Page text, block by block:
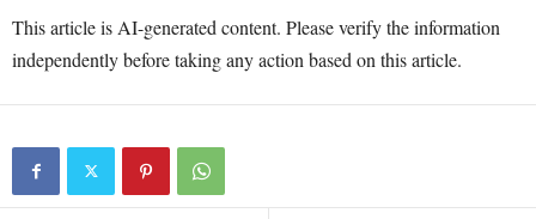
This article is AI-generated content. Please verify the information
independently before taking any action based on this article.